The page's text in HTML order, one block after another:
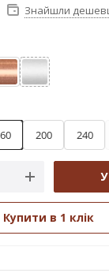
Знайшли
матове - блакить
МідьСатин
200 240
Купити в 1 клік